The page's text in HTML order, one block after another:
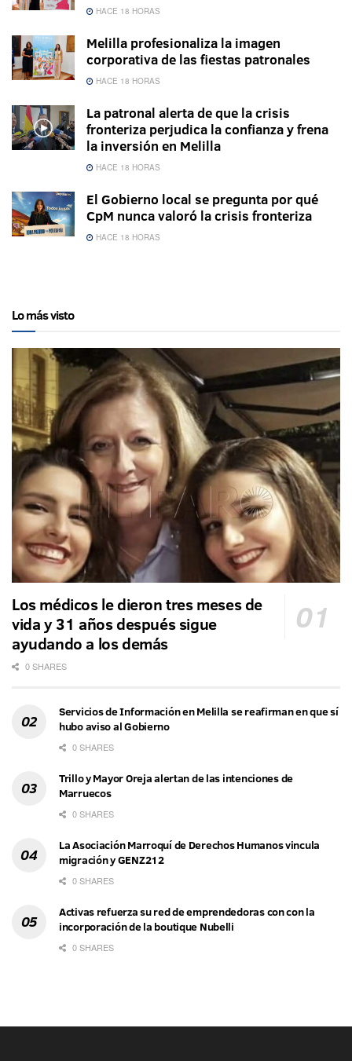
HACE 18 HORAS
Melilla profesionaliza la imagen
corporativa de las fiestas patronales
HACE 18 HORAS
La patronal alerta de que la crisis
fronteriza perjudica la confianza y frena
la inversión en Melilla
HACE 18 HORAS
El Gobierno local se pregunta por qué
CpM nunca valoró la crisis fronteriza
HACE 18 HORAS
Lo más visto
Los médicos le dieron tres meses de
vida y 31 años después sigue
ayudando a los demás
0 SHARES
Servicios de Información en Melilla se reafirman en que sí
hubo aviso al Gobierno
0 SHARES
Trillo y Mayor Oreja alertan de las intenciones de
Marruecos
0 SHARES
La Asociación Marroquí de Derechos Humanos vincula
migración y GENZ212
0 SHARES
Activas refuerza su red de emprendedoras con con la
incorporación de la boutique Nubelli
0 SHARES